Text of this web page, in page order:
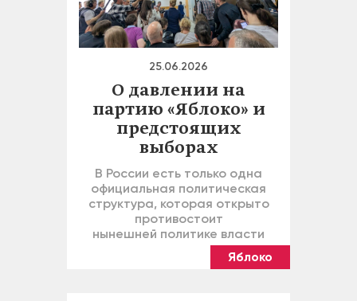
25.06.2026
О давлении на
партию «Яблоко» и
предстоящих
выборах
В России есть только одна
официальная политическая
структура, которая открыто
противостоит
нынешней политике власти
Яблоко